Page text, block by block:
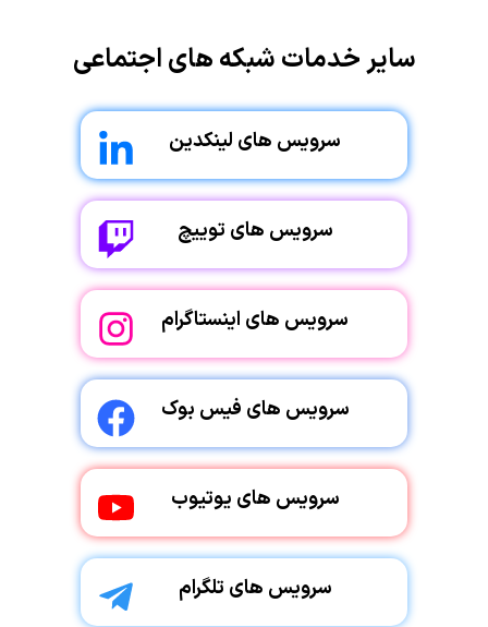
سایر خدمات شبکه های اجتماعی
سرویس های لینکدین
سرویس های توییچ
سرویس های اینستاگرام
سرویس های فیس بوک
سرویس های یوتیوب
سرویس های تلگرام